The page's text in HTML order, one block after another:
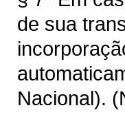
de sua
Nacional).